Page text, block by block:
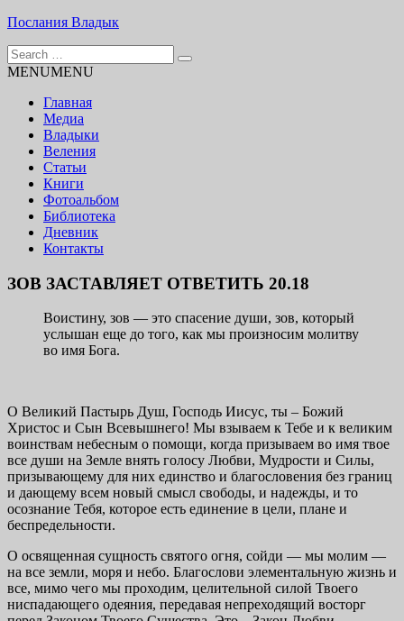
Skip
content
Послания Владык
Основу сайта представляют Послания, или Диктовки,
Search
for:
MENUMENU
Главная
Медиа
Владыки
Веления
Статьи
Книги
Фотоальбом
Библиотека
Дневник
Контакты
ЗОВ ЗАСТАВЛЯЕТ ОТВЕТИТЬ 20.18
Воистину, зов — это спасение души, зов, который
услышан еще до того, как мы произносим молитву
во имя Бога.
О Великий Пастырь Душ, Господь Иисус, ты – Божий
Христос и Сын Всевышнего! Мы взываем к Тебе и к великим
воинствам небесным о помощи, когда призываем во имя твое
все души на Земле внять голосу Любви, Мудрости и Силы,
призывающему для них единство и благословения без границ
и дающему всем новый смысл свободы, и надежды, и то
осознание Тебя, которое есть единение в цели, плане и
беспредельности.
О освященная сущность святого огня, сойди — мы молим —
на все земли, моря и небо. Благослови элементальную жизнь и
все, мимо чего мы проходим, целительной силой Твоего
ниспадающего одеяния, передавая непреходящий восторг